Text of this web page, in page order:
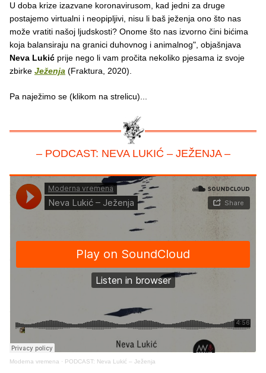
U doba krize izazvane koronavirusom, kad jedni za druge
postajemo virtualni i neopipljivi, nisu li baš ježenja ono što nas
može vratiti našoj ljudskosti? Onome što nas izvorno čini bićima
koja balansiraju na granici duhovnog i animalnog", objašnjava
Neva Lukić prije nego li vam pročita nekoliko pjesama iz svoje
zbirke Ježenja (Fraktura, 2020).
Pa naježimo se (klikom na strelicu)...
– PODCAST: NEVA LUKIĆ – JEŽENJA –
Moderna vremena · PODCAST: Neva Lukić – Ježenja